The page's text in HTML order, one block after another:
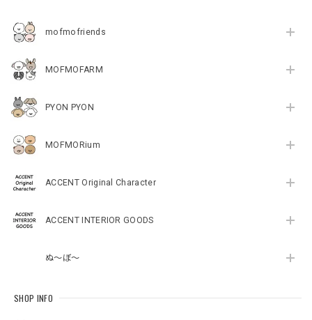
mofmofriends
MOFMOFARM
PYON PYON
MOFMORium
ACCENT Original Character
ACCENT INTERIOR GOODS
ぬ～ぼ～
SHOP INFO